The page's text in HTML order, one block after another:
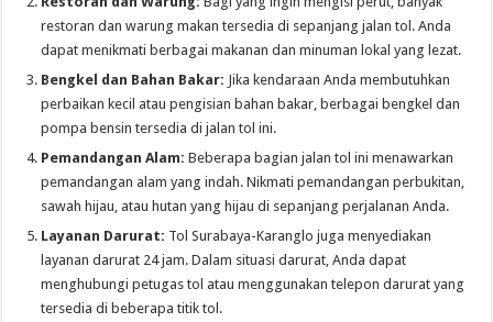
restoran dan warung makan tersedia di sepanjang jalan tol. Anda
dapat menikmati berbagai makanan dan minuman lokal yang lezat.
Bengkel dan Bahan Bakar: Jika kendaraan Anda membutuhkan
perbaikan kecil atau pengisian bahan bakar, berbagai bengkel dan
pompa bensin tersedia di jalan tol ini.
Pemandangan Alam: Beberapa bagian jalan tol ini menawarkan
pemandangan alam yang indah. Nikmati pemandangan perbukitan,
sawah hijau, atau hutan yang hijau di sepanjang perjalanan Anda.
Layanan Darurat: Tol Surabaya-Karanglo juga menyediakan
layanan darurat 24 jam. Dalam situasi darurat, Anda dapat
menghubungi petugas tol atau menggunakan telepon darurat yang
tersedia di beberapa titik tol.